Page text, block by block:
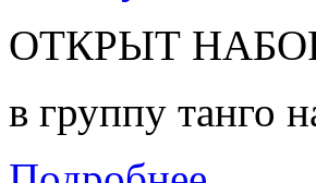
ОТКРЫТ
в группу танго